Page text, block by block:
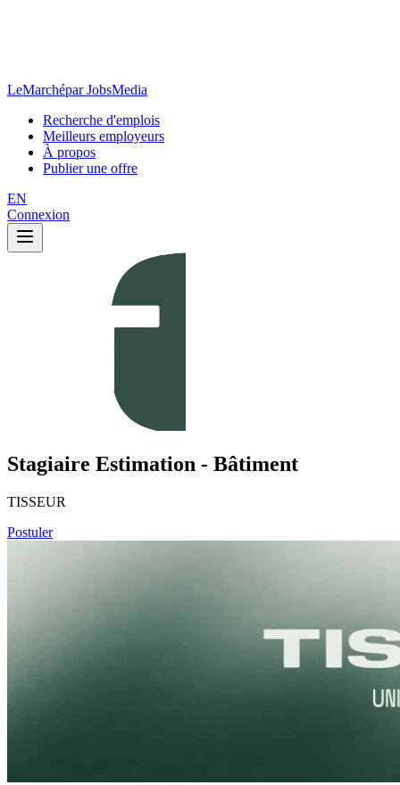
LeMarchépar JobsMedia
Recherche d'emplois
Meilleurs employeurs
À propos
Publier une offre
EN
Connexion
Stagiaire Estimation - Bâtiment
TISSEUR
Postuler